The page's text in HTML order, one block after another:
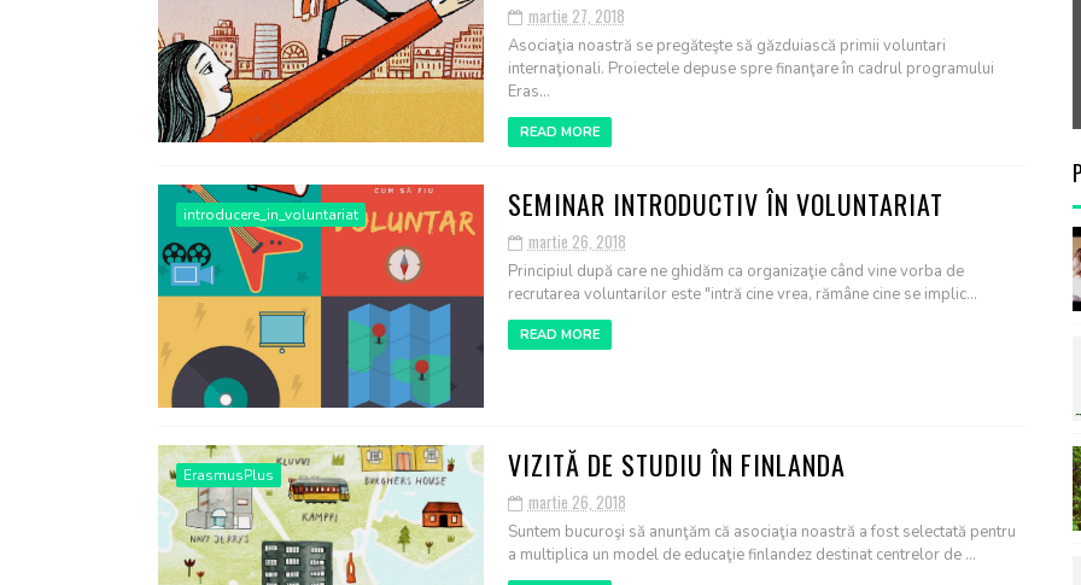
martie 27, 2018
Asociaţia noastră se pregăteşte să găzduiască primii voluntari
internaţionali. Proiectele depuse spre finanţare în cadrul programului
Eras...
READ MORE
introducere_in_voluntariat SEMINAR INTRODUCTIV ÎN VOLUNTARIAT
martie 26, 2018
Principiul după care ne ghidăm ca organizaţie când vine vorba de
recrutarea voluntarilor este "intră cine vrea, rămâne cine se implic...
READ MORE
ErasmusPlus VIZITĂ DE STUDIU ÎN FINLANDA
martie 26, 2018
Suntem bucuroşi să anunţăm că asociaţia noastră a fost selectată pentru
a multiplica un model de educaţie finlandez destinat centrelor de ...